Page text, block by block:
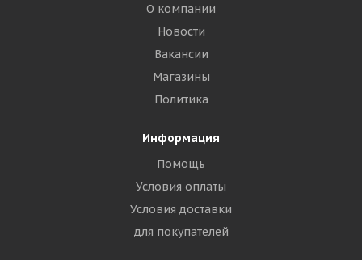
О компании
Новости
Вакансии
Магазины
Политика
Информация
Помощь
Условия оплаты
Условия доставки
для покупателей